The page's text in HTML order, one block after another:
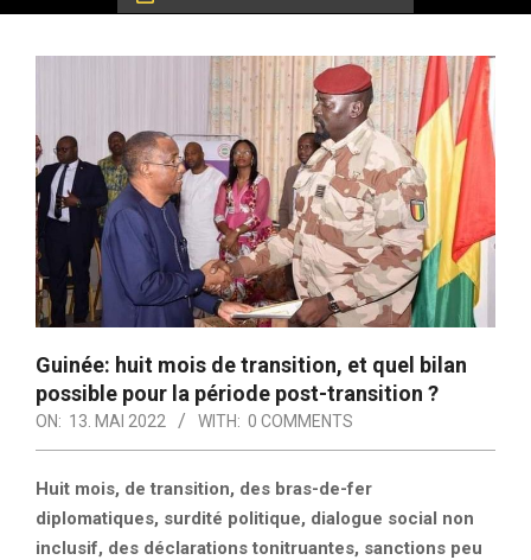
Guinée: huit mois de transition, et quel bilan
possible pour la période post-transition ?
ON: 13. MAI 2022 WITH: 0 COMMENTS
Huit mois, de transition, des bras-de-fer
diplomatiques, surdité politique, dialogue social non
inclusif, des déclarations tonitruantes, sanctions peu